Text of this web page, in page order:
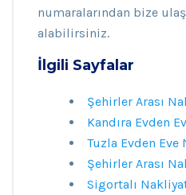
numaralarından bize
alabilirsiniz.
İlgili Sayfalar
Şehirler Arası
Kandıra Evden
Tuzla Evden Eve
Şehirler Arası
Sigortalı